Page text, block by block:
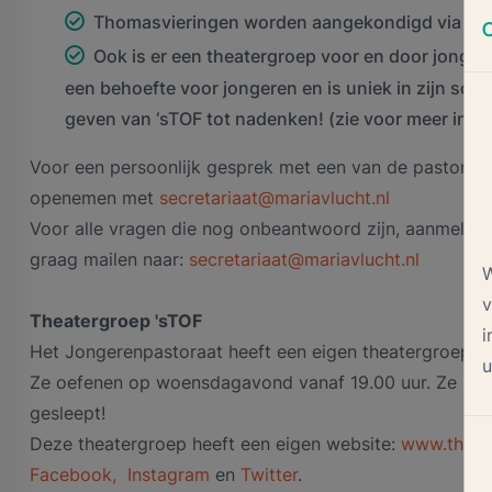
Thomasvieringen worden aangekondigd via
Ook is er een theatergroep voor en door
een behoefte voor jongeren en is uniek in zijn
geven van ‘sTOF tot nadenken! (zie voor meer
Voor een persoonlijk gesprek met een van de
openemen met secretariaat@mariavlucht.nl
Voor alle vragen die nog onbeantwoord zijn,
graag mailen naar: secretariaat@mariavlucht.nl
Theatergroep 'sTOF
Het Jongerenpastoraat heeft een eigen theatergroep:
Ze oefenen op woensdagavond vanaf 19.00 uur. Ze
gesleept!
Deze theatergroep heeft een eigen website:
Facebook, Instagram en Twitter.